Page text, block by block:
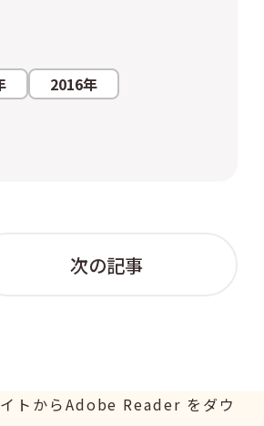
2016年
次の記事
トからAdobe Reader をダウ